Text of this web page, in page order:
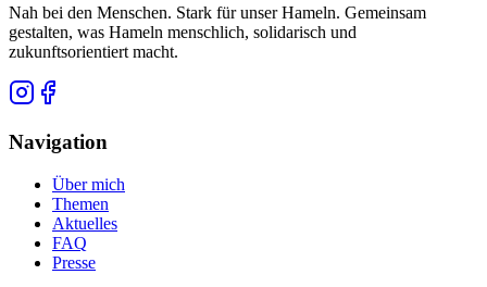
Nah bei den Menschen. Stark für unser Hameln. Gemeinsam
gestalten, was Hameln menschlich, solidarisch und
zukunftsorientiert macht.
Navigation
Über mich
Themen
Aktuelles
FAQ
Presse